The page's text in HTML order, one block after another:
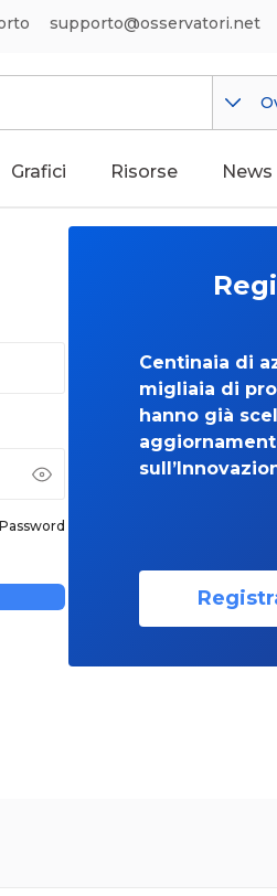
supporto@osservatori.net
Grafici Risorse News
Centinaia di
migliaia di
hanno già